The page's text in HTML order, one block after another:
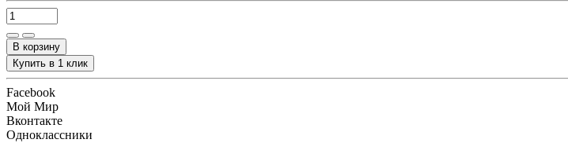
В корзину
Купить в 1 клик
Facebook
Мой Мир
Вконтакте
Одноклассники